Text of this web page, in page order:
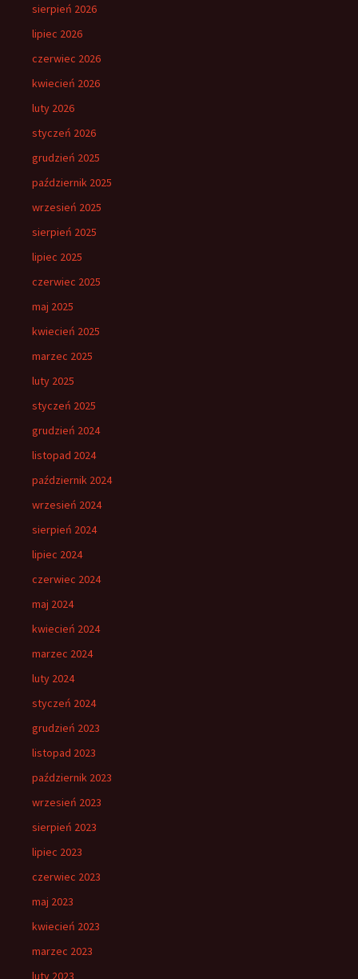
sierpień 2026
lipiec 2026
czerwiec 2026
kwiecień 2026
luty 2026
styczeń 2026
grudzień 2025
październik 2025
wrzesień 2025
sierpień 2025
lipiec 2025
czerwiec 2025
maj 2025
kwiecień 2025
marzec 2025
luty 2025
styczeń 2025
grudzień 2024
listopad 2024
październik 2024
wrzesień 2024
sierpień 2024
lipiec 2024
czerwiec 2024
maj 2024
kwiecień 2024
marzec 2024
luty 2024
styczeń 2024
grudzień 2023
listopad 2023
październik 2023
wrzesień 2023
sierpień 2023
lipiec 2023
czerwiec 2023
maj 2023
kwiecień 2023
marzec 2023
luty 2023